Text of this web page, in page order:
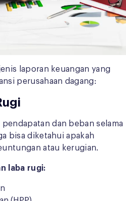
laporan keuangan yang
perusahaan dagang:
dan beban selama
bisa diketahui apakah
atau kerugian.
laba rugi: